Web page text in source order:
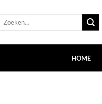
Zoeken
HOME